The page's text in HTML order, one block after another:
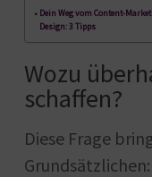
Dein Weg vom Content-
Design: 3 Tipps
Wozu
schaffen?
Diese Frage